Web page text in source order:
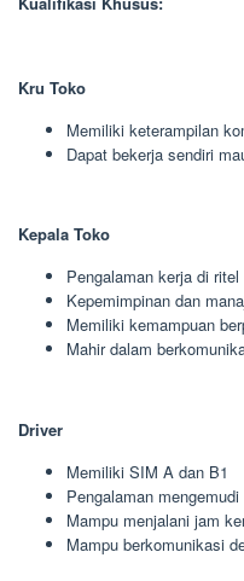
Kru Toko
Memiliki keterampilan
Dapat bekerja sendiri
Kepala Toko
Pengalaman kerja di
Kepemimpinan dan
Memiliki kemampuan
Mahir dalam
Driver
Memiliki SIM A dan B1
Pengalaman
Mampu menjalani jam
Mampu berkomunikasi